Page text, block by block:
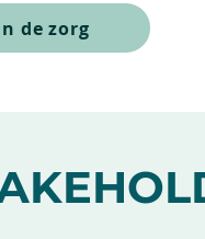
de zorg